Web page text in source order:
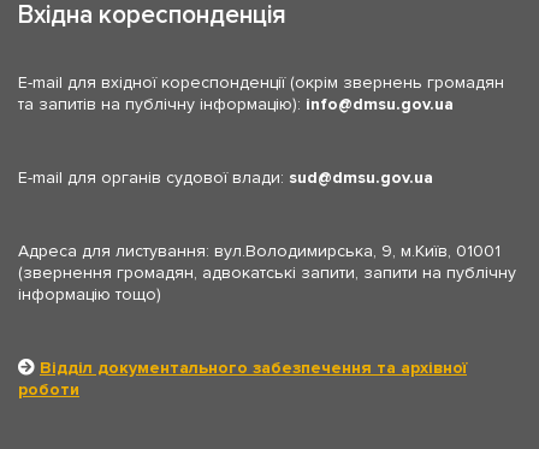
Вхідна кореспонденція
E-mail для вхідної кореспонденції (окрім звернень громадян
та запитів на публічну інформацію): info dmsu.gov.ua
E-mail для органів судової влади: sud dmsu.gov.ua
Адреса для листування: вул.Володимирська, 9, м.Київ, 01001
(звернення громадян, адвокатські запити, запити на публічну
інформацію тощо)
Відділ документального забезпечення та архівної
роботи